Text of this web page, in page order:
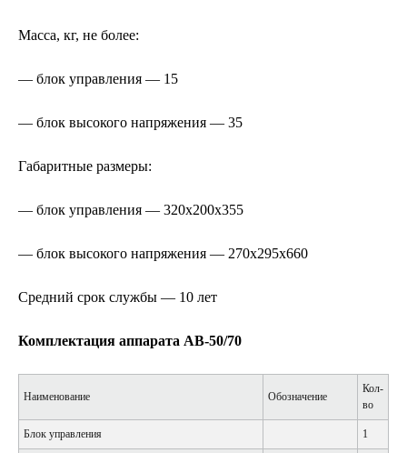
Масса, кг, не более:
— блок управления — 15
— блок высокого напряжения — 35
Габаритные размеры:
— блок управления — 320х200х355
— блок высокого напряжения — 270х295х660
Средний срок службы — 10 лет
Комплектация аппарата АВ-50/70
Наименование Обозначение
Кол-
во
Блок управления 1